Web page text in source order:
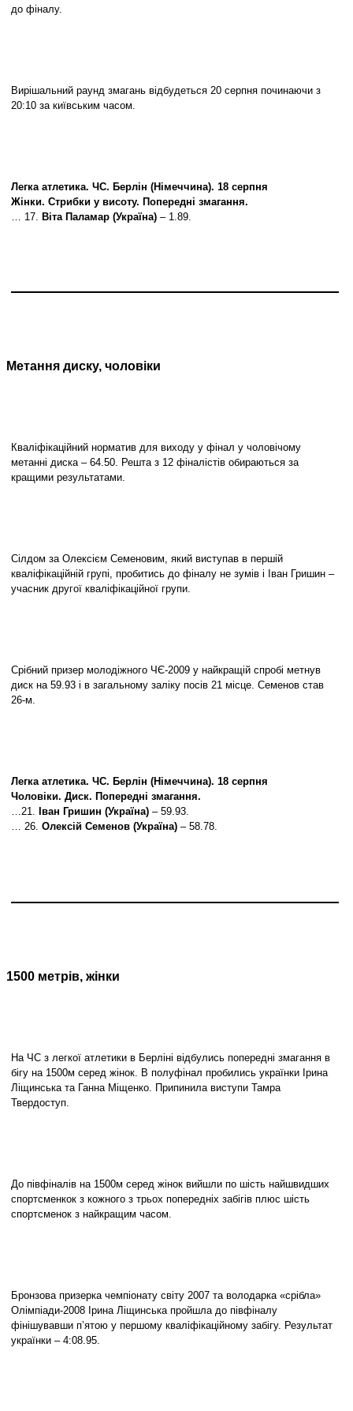
до фіналу.
Вирішальний раунд змагань відбудеться 20 серпня починаючи з
20:10 за київським часом.
Легка атлетика. ЧС. Берлін (Німеччина). 18 серпня
Жінки. Стрибки у висоту. Попередні змагання.
… 17.
Віта Паламар (Україна) – 1.89.
Метання диску, чоловіки
Кваліфікаційний норматив для виходу у фінал у чоловічому
метанні диска – 64.50. Решта з 12 фіналістів обираються за
кращими результатами.
Сілдом за Олексієм Семеновим, який виступав в першій
кваліфікаційній групі, пробитись до фіналу не зумів і Іван Гришин –
учасник другої кваліфікаційної групи.
Срібний призер молодіжного ЧЄ-2009 у найкращій спробі метнув
диск на 59.93 і в загальному заліку посів 21 місце. Семенов став
26-м.
Легка атлетика. ЧС. Берлін (Німеччина). 18 серпня
Чоловіки. Диск. Попередні змагання.
…21. Іван Гришин (Україна) – 59.93.
… 26. Олексій Семенов (Україна) – 58.78.
1500 метрів, жінки
На ЧС з легкої атлетики в Берліні відбулись попередні змагання в
бігу на 1500м серед жінок. В полуфінал пробились українки Ірина
Ліщинська та Ганна Міщенко. Припинила виступи Тамра
Твердоступ.
До півфіналів на 1500м серед жінок вийшли по шість найшвидших
спортсменкок з кожного з трьох попередніх забігів плюс шість
спортсменок з найкращим часом.
Бронзова призерка чемпіонату світу 2007 та володарка «срібла»
Олімпіади-2008 Ірина Ліщинська пройшла до півфіналу
фінішувавши п’ятою у першому кваліфікаційному забігу. Результат
українки – 4:08.95.